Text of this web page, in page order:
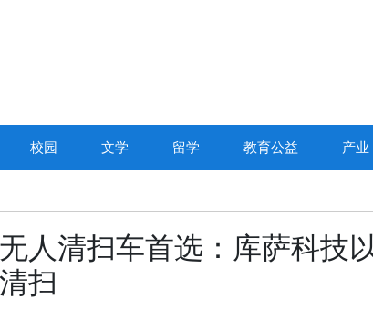
校园 文学 留学 教育公益 产业
人清扫车首选：库萨科技
扫